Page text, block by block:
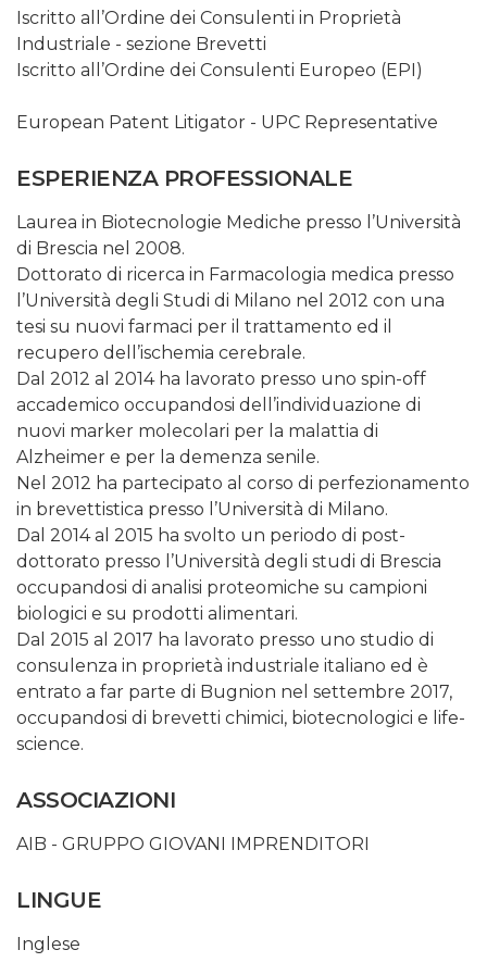
Iscritto all’Ordine dei Consulenti in Proprietà
Industriale - sezione Brevetti
Iscritto all’Ordine dei Consulenti Europeo (EPI)
European Patent Litigator - UPC Representative
ESPERIENZA PROFESSIONALE
Laurea in Biotecnologie Mediche presso l’Università
di Brescia nel 2008.
Dottorato di ricerca in Farmacologia medica presso
l’Università degli Studi di Milano nel 2012 con una
tesi su nuovi farmaci per il trattamento ed il
recupero dell’ischemia cerebrale.
Dal 2012 al 2014 ha lavorato presso uno spin-off
accademico occupandosi dell’individuazione di
nuovi marker molecolari per la malattia di
Alzheimer e per la demenza senile.
Nel 2012 ha partecipato al corso di perfezionamento
in brevettistica presso l’Università di Milano.
Dal 2014 al 2015 ha svolto un periodo di post-
dottorato presso l’Università degli studi di Brescia
occupandosi di analisi proteomiche su campioni
biologici e su prodotti alimentari.
Dal 2015 al 2017 ha lavorato presso uno studio di
consulenza in proprietà industriale italiano ed è
entrato a far parte di Bugnion nel settembre 2017,
occupandosi di brevetti chimici, biotecnologici e life-
science.
ASSOCIAZIONI
AIB - GRUPPO GIOVANI IMPRENDITORI
LINGUE
Inglese